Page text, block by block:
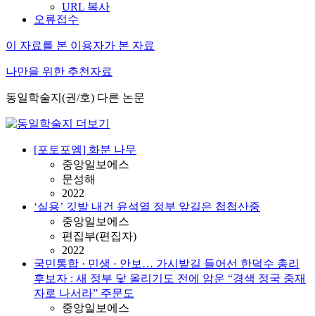
URL 복사
오류접수
이 자료를 본 이용자가 본 자료
나만을 위한 추천자료
동일학술지(권/호) 다른 논문
[포토포엠] 화분 나무
중앙일보에스
문성해
2022
‘실용’ 깃발 내건 윤석열 정부 앞길은 첩첩산중
중앙일보에스
편집부(편집자)
2022
국민통합 · 민생 · 안보… 가시밭길 들어선 한덕수 총리
후보자 : 새 정부 닻 올리기도 전에 암운 “경색 정국 중재
자로 나서라” 주문도
중앙일보에스